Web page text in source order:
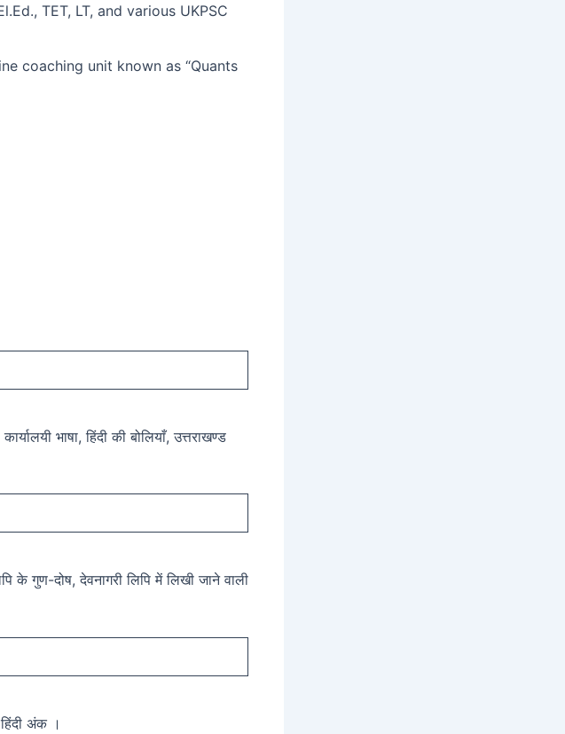
TET, LT, and various UKPSC
coaching unit known as “Quants
भाषा, हिंदी की बोलियाँ, उत्तराखण्ड
के गुण-दोष, देवनागरी लिपि में लिखी जाने वाली
हिंदी अंक ।